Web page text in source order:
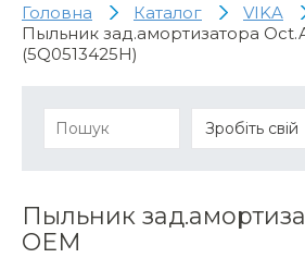
Головна Каталог
VIKA
Пыльник зад.амортизатора
(5Q0513425H)
Пыльник
OEM